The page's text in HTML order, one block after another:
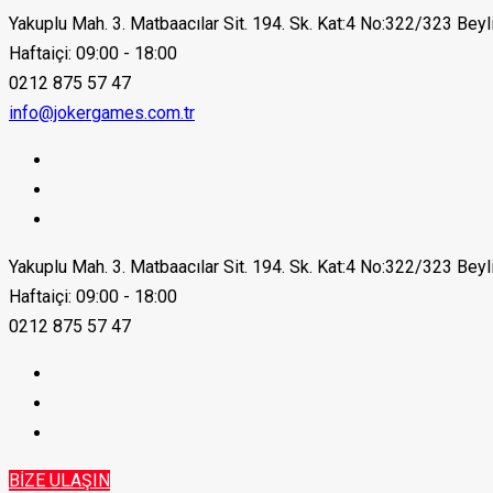
Yakuplu Mah. 3. Matbaacılar Sit. 194. Sk. Kat:4 No:322/323
Haftaiçi: 09:00 - 18:00
0212 875 57 47
info@jokergames.com.tr
Yakuplu Mah. 3. Matbaacılar Sit. 194. Sk. Kat:4 No:322/323
Haftaiçi: 09:00 - 18:00
0212 875 57 47
BİZE ULAŞIN